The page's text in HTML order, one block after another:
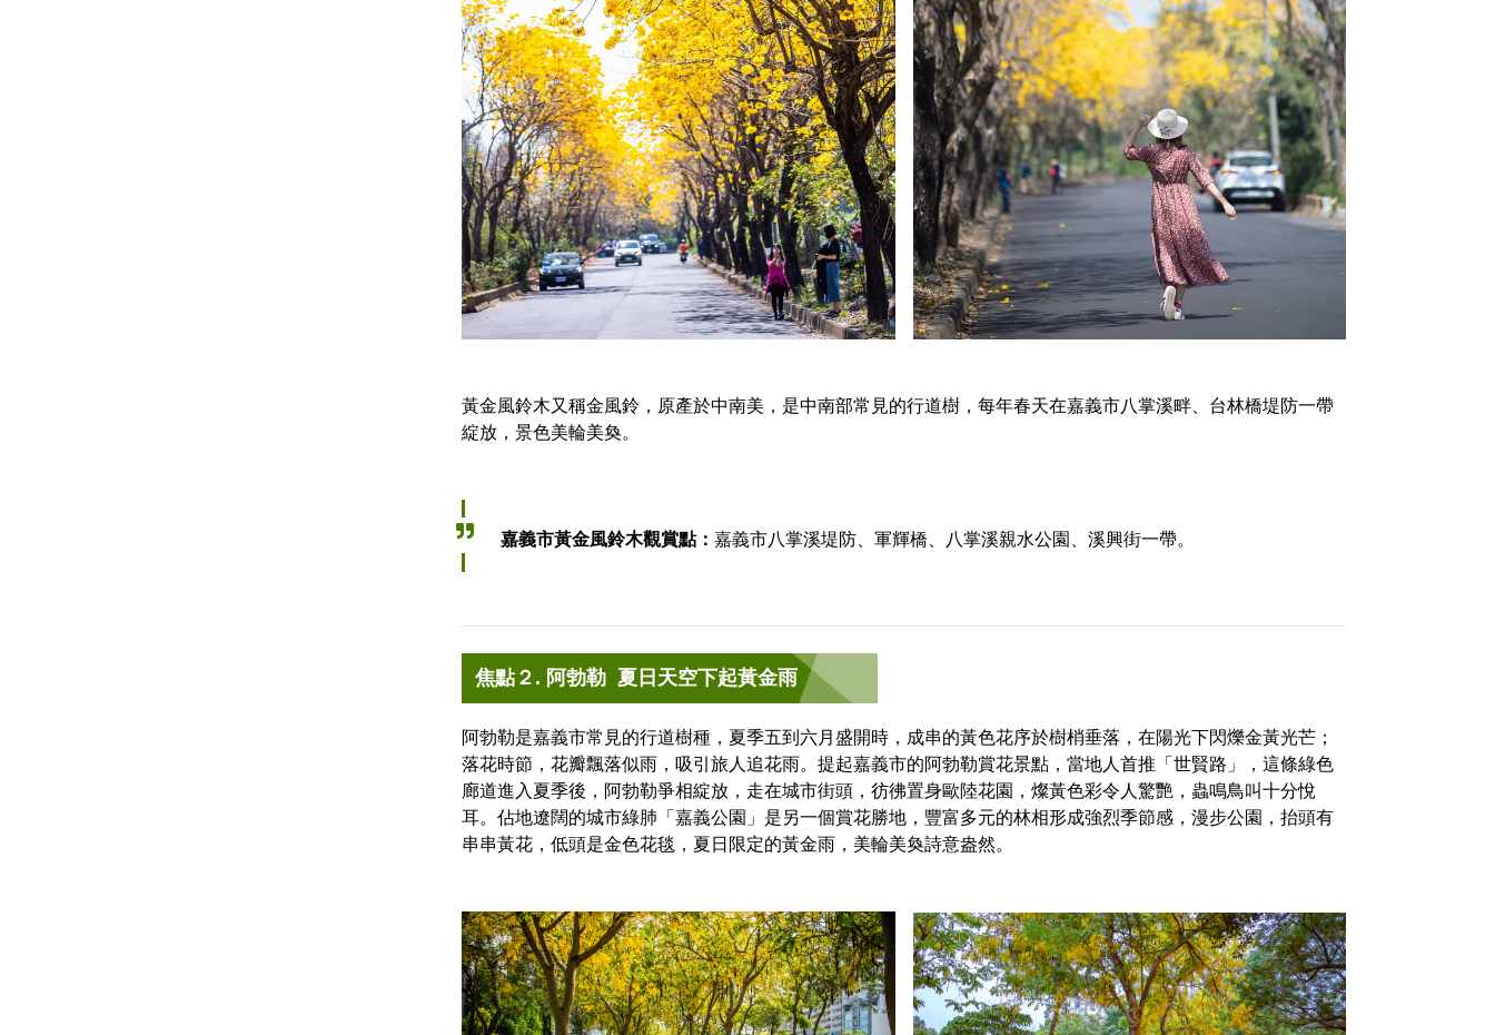
黃金風鈴木又稱金風鈴，原產於中南美，是中南部常見的行道樹，每年春天在嘉義市八掌溪畔、台林橋堤防一帶
綻放，景色美輪美奐。
嘉義市黃金風鈴木觀賞點： 嘉義市八掌溪堤防、軍輝橋、八掌溪親水公園、溪興街一帶。
焦點２. 阿勃勒 夏日天空下起黃金雨
阿勃勒是嘉義市常見的行道樹種，夏季五到六月盛開時，成串的黃色花序於樹梢垂落，在陽光下閃爍金黃光芒；
落花時節，花瓣飄落似雨，吸引旅人追花雨。提起嘉義市的阿勃勒賞花景點，當地人首推「世賢路」，這條綠色
廊道進入夏季後，阿勃勒爭相綻放，走在城市街頭，彷彿置身歐陸花園，燦黃色彩令人驚艷，蟲鳴鳥叫十分悅
耳。佔地遼闊的城市綠肺「嘉義公園」是另一個賞花勝地，豐富多元的林相形成強烈季節感，漫步公園，抬頭有
串串黃花，低頭是金色花毯，夏日限定的黃金雨，美輪美奐詩意盎然。